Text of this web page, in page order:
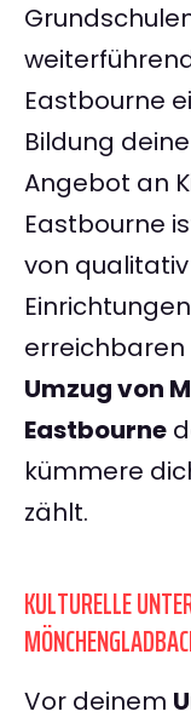
Eastbourne
Bildung
Angebot an
Eastbourne
von
erreichbaren
Umzug von
Eastbourne
kümmere
zählt.
KULTURELLE
Vor deinem